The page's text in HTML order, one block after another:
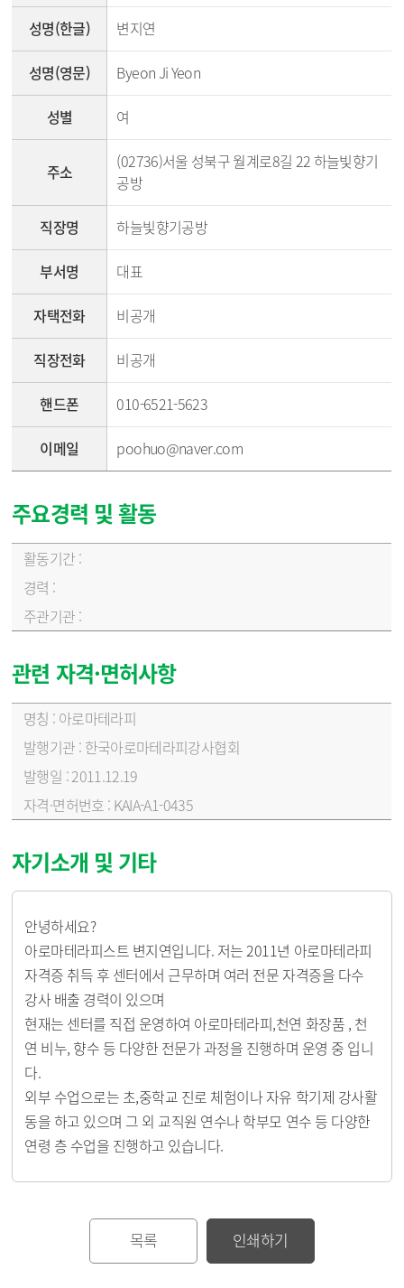
성명(한글) 변지연
성명(영문) Byeon Ji Yeon
성별 여
주소
(02736)서울 성북구 월계로8길 22 하늘빛향기
공방
직장명 하늘빛향기공방
부서명 대표
자택전화 비공개
직장전화 비공개
핸드폰 010-6521-5623
이메일 poohuo@naver.com
주요경력 및 활동
관련 자격·면허사항
아로마테라피
한국아로마테라피강사협회
2011.12.19
KAIA-A1-0435
자기소개 및 기타
안녕하세요?
아로마테라피스트 변지연입니다. 저는 2011년 아로마테라피
자격증 취득 후 센터에서 근무하며 여러 전문 자격증을 다수
강사 배출 경력이 있으며
현재는 센터를 직접 운영하여 아로마테라피,천연 화장품 , 천
연 비누, 향수 등 다양한 전문가 과정을 진행하며 운영 중 입니
다.
외부 수업으로는 초,중학교 진로 체험이나 자유 학기제 강사활
동을 하고 있으며 그 외 교직원 연수나 학부모 연수 등 다양한
연령 층 수업을 진행하고 있습니다.
목록 인쇄하기